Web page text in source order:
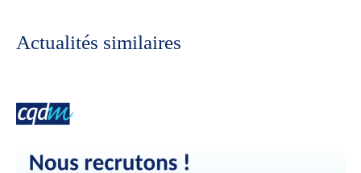
Actualités similaires